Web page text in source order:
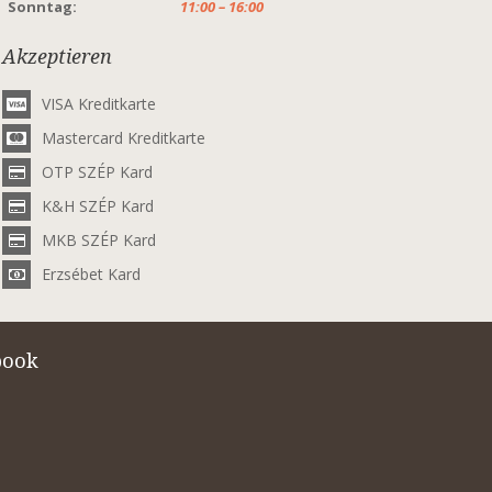
Sonntag:
11:00 – 16:00
Akzeptieren
VISA Kreditkarte
Mastercard Kreditkarte
OTP SZÉP Kard
K&H SZÉP Kard
MKB SZÉP Kard
Erzsébet Kard